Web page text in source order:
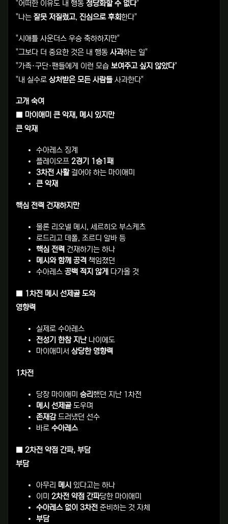
"어떠한 이유도 내 행동 정당화할 수 없다"
"나는 잘못 저질렀고, 진심으로 후회한다"
"시애틀 사운더스 우승 축하하지만"
"그보다 더 중요한 것은 내 행동 사과하는 일"
"가족·구단·팬들에게 이런 모습 보여주고 싶지 않았다"
"내 실수로 상처받은 모든 사람들사과한다"
고개 숙여
■ 마이애미 큰 악재, 메시 있지만
큰 악재
수아레스 징계
플레이오프 2경기 1승1패
3차전 사활걸어야 하는 마이애미
큰 악재
핵심 전력 건재하지만
물론 리오넬 메시, 세르히오 부스케츠
로드리고 데폴, 조르디 알바 등
핵심 전력 건재하기는 하나
메시와 함께 공격 책임졌던
수아레스 공백 적지 않게 다가올 것
■ 1차전 메시 선제골 도와
영향력
실제로 수아레스
전성기 한참 지난나이에도
마이애미서 상당한 영향력
1차전
당장 마이애미 승리했던 지난 1차전
메시 선제골도우며
존재감드러냈던 선수
바로 수아레스
■ 2차전 약점 간파, 부담
부담
아무리 메시 있다고는 하나
이미 2차전 약점 간파당한 마이애미
수아레스 없이 3차전 준비하는 것 자체
부담